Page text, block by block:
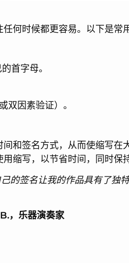
何时候都更容易。以下是常
首字母。
双因素验证）。
和签名方式，从而使缩写在
缩写，以节省时间，同时保
的签名让我的作品具有了独
，乐器演奏家